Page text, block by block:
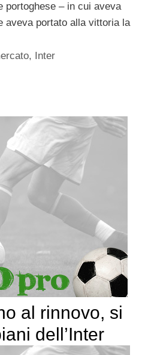
portoghese – in cui aveva
aveva portato alla vittoria la
, Inter
al rinnovo, si
dell’Inter